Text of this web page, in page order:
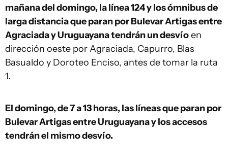
mañana del domingo, la línea 124 y los ómnibus de
larga distancia que paran por Bulevar Artigas entre
Agraciada y Uruguayana tendrán un desvíoen
dirección oeste por Agraciada, Capurro, Blas
Basualdo y Doroteo Enciso, antes de tomar la ruta
1.
El domingo, de 7 a 13 horas, las líneas que paran por
Bulevar Artigas entre Uruguayana y los accesos
tendrán el mismo desvío.